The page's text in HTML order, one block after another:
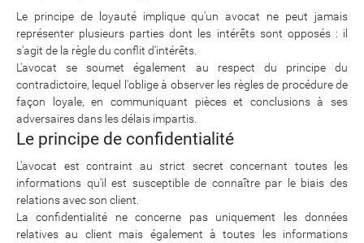
Le principe de loyauté implique qu'un avocat ne peut jamais
représenter plusieurs parties dont les intérêts sont opposés : il
s'agit de la règle du conflit d'intérêts.
L'avocat se soumet également au respect du principe du
contradictoire, lequel l'oblige à observer les règles de procédure de
façon loyale, en communiquant pièces et conclusions à ses
adversaires dans les délais impartis.
Le principe de confidentialité
L'avocat est contraint au strict secret concernant toutes les
informations qu'il est susceptible de connaître par le biais des
relations avec son client.
La confidentialité ne concerne pas uniquement les données
relatives au client mais également à toutes les informations